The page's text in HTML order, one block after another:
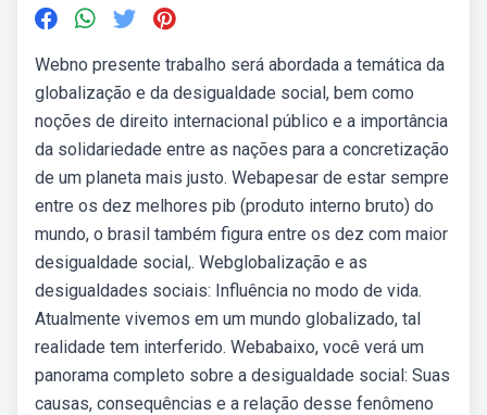
Webno presente trabalho será abordada a temática da
globalização e da desigualdade social, bem como
noções de direito internacional público e a importância
da solidariedade entre as nações para a concretização
de um planeta mais justo. Webapesar de estar sempre
entre os dez melhores pib (produto interno bruto) do
mundo, o brasil também figura entre os dez com maior
desigualdade social,. Webglobalização e as
desigualdades sociais: Influência no modo de vida.
Atualmente vivemos em um mundo globalizado, tal
realidade tem interferido. Webabaixo, você verá um
panorama completo sobre a desigualdade social: Suas
causas, consequências e a relação desse fenômeno